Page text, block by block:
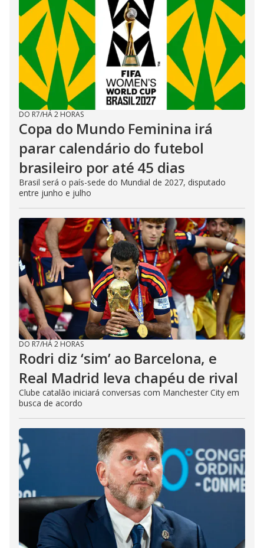
DO R7/HÁ 2 HORAS
Copa do Mundo Feminina irá
parar calendário do futebol
brasileiro por até 45 dias
Brasil será o país-sede do Mundial de 2027, disputado
entre junho e julho
DO R7/HÁ 2 HORAS
Rodri diz ‘sim’ ao Barcelona, e
Real Madrid leva chapéu de rival
Clube catalão iniciará conversas com Manchester City em
busca de acordo